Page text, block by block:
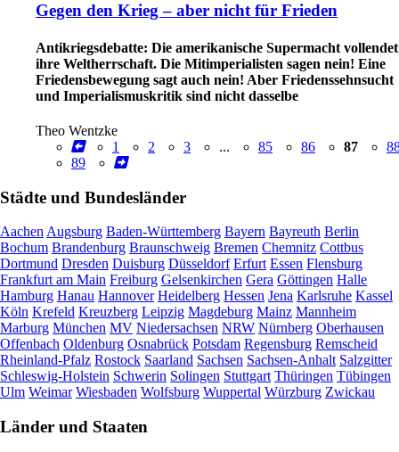
Gegen den Krieg – aber nicht für Frieden
Antikriegsdebatte: Die amerikanische Supermacht vollendet
ihre Weltherrschaft. Die Mitimperialisten sagen nein! Eine
Friedensbewegung sagt auch nein! Aber Friedenssehnsucht
und Imperialismuskritik sind nicht dasselbe
Theo Wentzke
1
2 3 ... 85 86 87
89
Städte und Bundesländer
Aachen Augsburg Baden-Württemberg Bayern Bayreuth Berlin
Bochum Brandenburg Braunschweig Bremen Chemnitz Cottbus
Dortmund Dresden Duisburg Düsseldorf Erfurt Essen Flensburg
Frankfurt am Main Freiburg Gelsenkirchen Gera Göttingen Halle
Hamburg Hanau Hannover Heidelberg Hessen Jena Karlsruhe Kassel
Köln Krefeld Kreuzberg Leipzig Magdeburg Mainz Mannheim
Marburg München MV Niedersachsen NRW Nürnberg Oberhausen
Offenbach Oldenburg Osnabrück Potsdam Regensburg Remscheid
Rheinland-Pfalz Rostock Saarland Sachsen Sachsen-Anhalt Salzgitter
Schleswig-Holstein Schwerin Solingen Stuttgart Thüringen Tübingen
Ulm Weimar Wiesbaden Wolfsburg Wuppertal Würzburg Zwickau
Länder und Staaten